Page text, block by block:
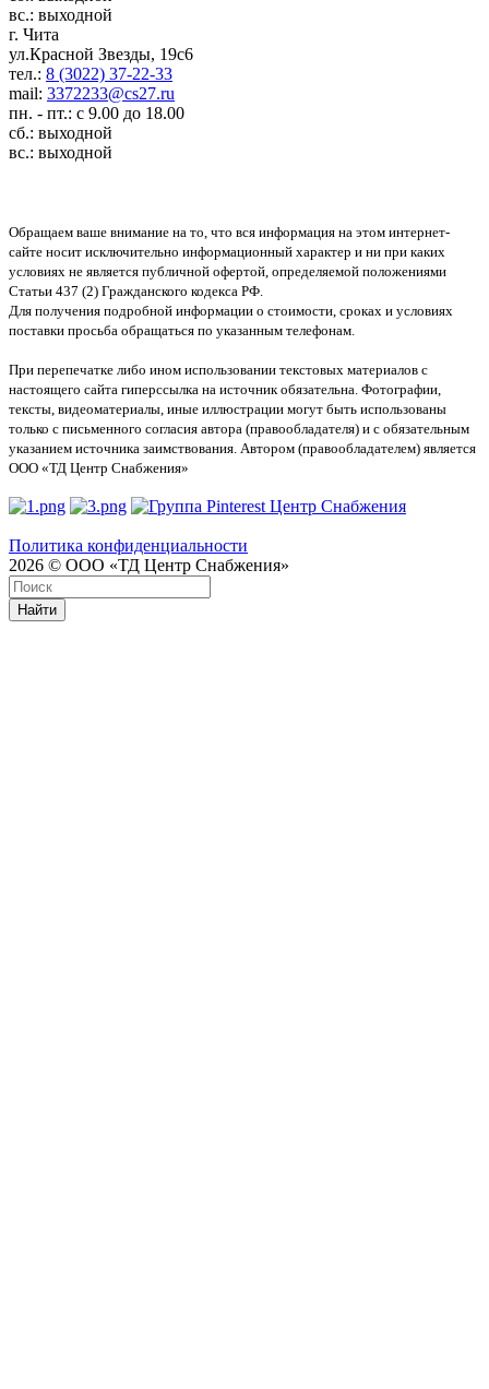
вс.: выходной
г. Чита
ул.Красной Звезды, 19с6
тел.: 8 (3022) 37-22-33
mail: 3372233@cs27.ru
пн. - пт.: с 9.00 до 18.00
сб.: выходной
вс.: выходной
Обращаем ваше внимание на то, что вся информация на этом интернет-
сайте носит исключительно информационный характер и ни при каких
условиях не является публичной офертой, определяемой положениями
Статьи 437 (2) Гражданского кодекса РФ.
Для получения подробной информации о стоимости, сроках и условиях
поставки просьба обращаться по указанным телефонам.
При перепечатке либо ином использовании текстовых материалов с
настоящего сайта гиперссылка на источник обязательна. Фотографии,
тексты, видеоматериалы, иные иллюстрации могут быть использованы
только с письменного согласия автора (правообладателя) и с обязательным
указанием источника заимствования. Автором (правообладателем) является
ООО «ТД Центр Снабжения»
Политика конфиденциальности
2026 © ООО «ТД Центр Снабжения»
Найти